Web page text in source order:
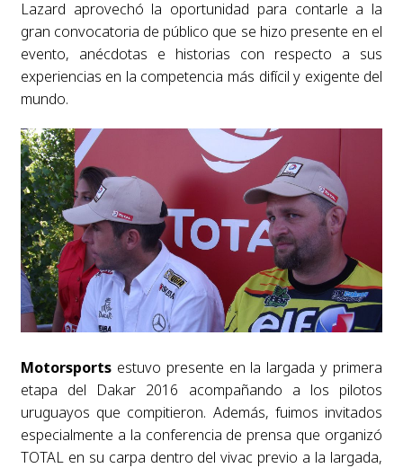
Lazard aprovechó la oportunidad para contarle a la
gran convocatoria de público que se hizo presente en el
evento, anécdotas e historias con respecto a sus
experiencias en la competencia más difícil y exigente del
mundo.
Motorsportsestuvo presente en la largada y primera
etapa del Dakar 2016 acompañando a los pilotos
uruguayos que compitieron. Además, fuimos invitados
especialmente a la conferencia de prensa que organizó
TOTAL en su carpa dentro del vivac previo a la largada,